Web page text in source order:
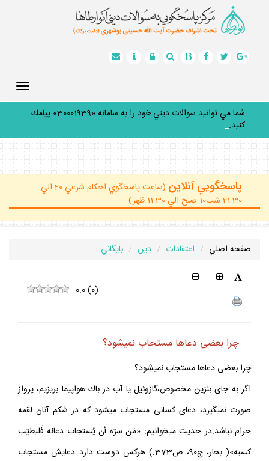
شما مي توانيد سوالات ديني خود را به سامانه «30001939» پيامك
كنيد. _
پاسخگويي آنلاين
(ساعت پاسخگوي احكام شرعي 20 الي
21:30 شب10 صبح الي 11:30 ظهر)
صفحه اصلي اعتقادات دين بايگاني
0.0(0)
چرا بعضى دعاها مستجاب نمي‏شود؟
چرا بعضى دعاها مستجاب نمي‏شود؟
اگر به جاى بنزين مخصوص،گازوئيل يا آب در باك هواپيما بريزيم، پرواز
صورت نمي‏گيرد، دعاى كسانى مستجاب مي‏شود كه در شكم آنان لقمه
حرام نباشد.در حديث مي‏خوانيم: «مَن سرّه أن يُستجاب دعائه فَليطيّب
كسبه»( بحار، ج‏90، ص‏373.) هركس دوست دارد دعايش مستجاب